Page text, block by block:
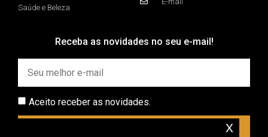
Saúde e Beleza
Receba as novidades no seu e-mail!
Aceito receber as novidades.
x